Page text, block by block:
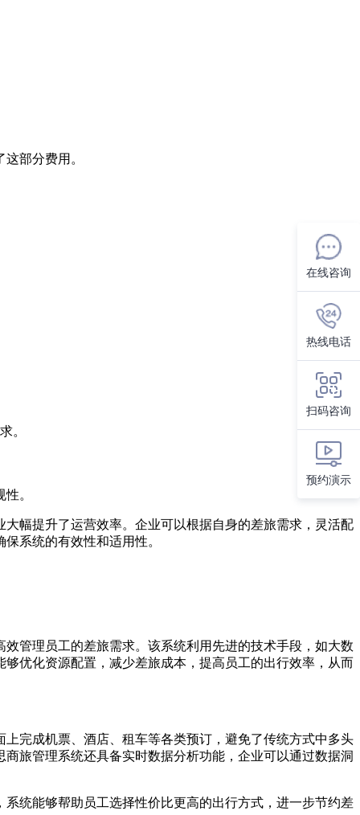
部分费用。
。
。
幅提升了运营效率。企业可以根据自身的差旅需求，灵活配
系统的有效性和适用性。
管理员工的差旅需求。该系统利用先进的技术手段，如大数
优化资源配置，减少差旅成本，提高员工的出行效率，从而
完成机票、酒店、租车等各类预订，避免了传统方式中多头
旅管理系统还具备实时数据分析功能，企业可以通过数据洞
统能够帮助员工选择性价比更高的出行方式，进一步节约差
在线咨询
热线电话
扫码咨询
预约演示